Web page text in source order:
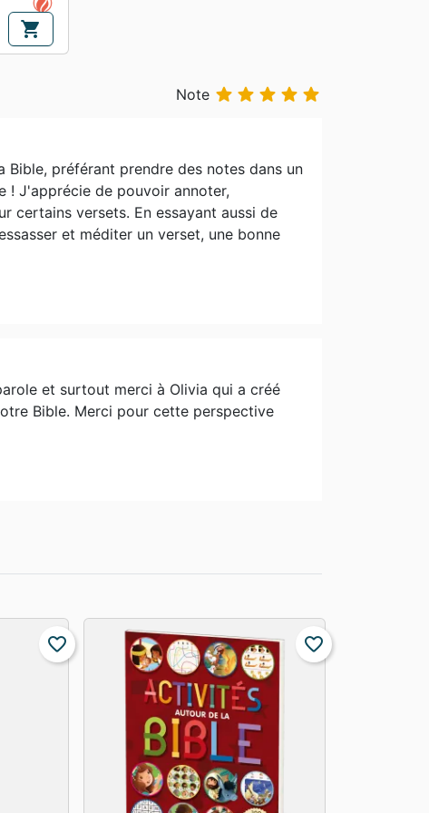
shopping_cart
Note     
préférant prendre des notes dans un
! J'apprécie de pouvoir annoter,
certains versets. En essayant aussi de
et méditer un verset, une bonne
et surtout merci à Olivia qui a créé
Bible. Merci pour cette perspective
favorite_border favorite_border